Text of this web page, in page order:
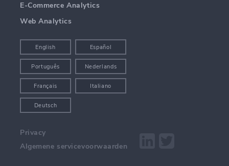
E-Commerce Analytics
Web Analytics
English Español
Português Nederlands
Français Italiano
Deutsch
Privacy
Algemene servicevoorwaarden